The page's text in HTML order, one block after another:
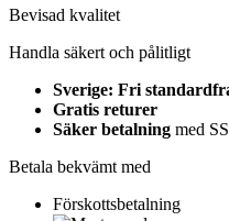
Bevisad kvalitet
Handla säkert och pålitligt
Sverige: Fri
Gratis returer
Säker betalning med
Betala bekvämt med
Förskottsbetalning